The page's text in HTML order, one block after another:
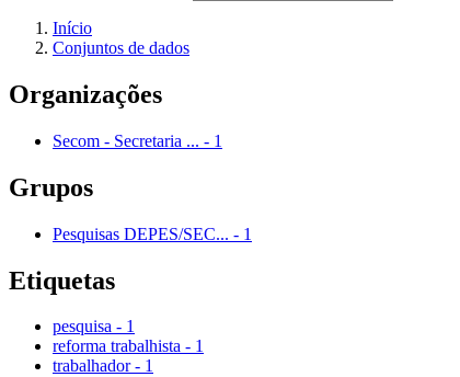
Início
Conjuntos de dados
Organizações
Secom - Secretaria ... - 1
Grupos
Pesquisas DEPES/SEC... - 1
Etiquetas
pesquisa - 1
reforma trabalhista - 1
trabalhador - 1